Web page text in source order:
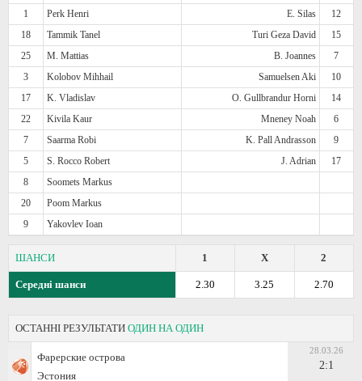
1
Perk Henri E. Silas
12
18
Tammik Tanel Turi Geza David
15
25
M. Mattias B. Joannes
7
3
Kolobov Mihhail Samuelsen Aki
10
17
K. Vladislav O. Gullbrandur Horni
14
22
Kivila Kaur Mneney Noah
6
7
Saarma Robi K. Pall Andrasson
9
5
S. Rocco Robert J. Adrian
17
8
Soomets Markus
20
Poom Markus
9
Yakovlev Ioan
ШАНСИ 2
X
1
Середні шанси 2.70
3.25
2.30
ОСТАННІ РЕЗУЛЬТАТИ ОДИН НА ОДИН
Фарерские острова
Эстония
28.03.26
2:1